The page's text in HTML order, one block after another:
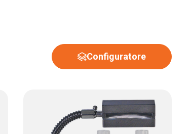
Configuratore